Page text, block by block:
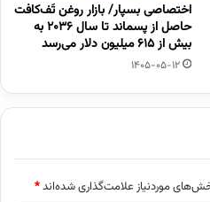
اختصاصی بسپار/ بازار روغن تَف‌کافت
حاصل از پسماند تا سال ۲۰۳۶ به
بیش از ۶۱۵ میلیون دلار می‌رسد
1405-05-12
موردنیاز علامت‌گذاری شده‌اند*